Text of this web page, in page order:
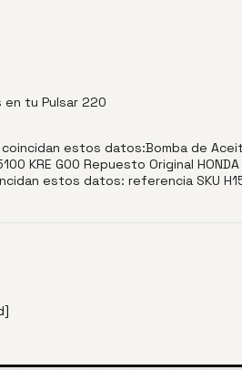
tu Pulsar 220
estos datos:Bomba de
KRE G00 Repuesto Original
estos datos: referencia SKU